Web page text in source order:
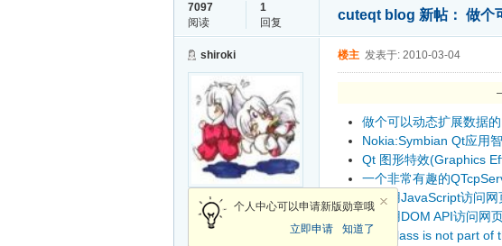
7097
阅读
1
回复
cuteqt blog 新帖： 做个
shiroki
总版主
个人中心可以申请新版勋章哦
立即申请
知道了
楼主 发表于: 2010-03-04
做个可以动态扩展数据
Nokia:Symbian Qt应用
Qt 图形特效(Graphics
一个非常有趣的
Qt利用JavaScript访问
Qt利用DOM API访问网
This class is not part of